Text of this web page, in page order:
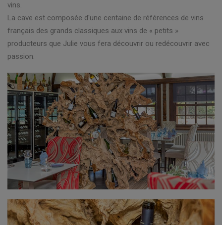
vins.
La cave est composée d'une centaine de références de vins
français des grands classiques aux vins de « petits »
producteurs que Julie vous fera découvrir ou redécouvrir avec
passion.